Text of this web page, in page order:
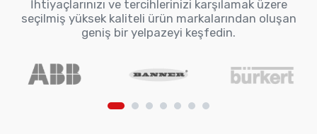
İhtiyaçlarınızı ve tercihlerinizi karşılamak üzere
seçilmiş yüksek kaliteli ürün markalarından oluşan
geniş bir yelpazeyi keşfedin.